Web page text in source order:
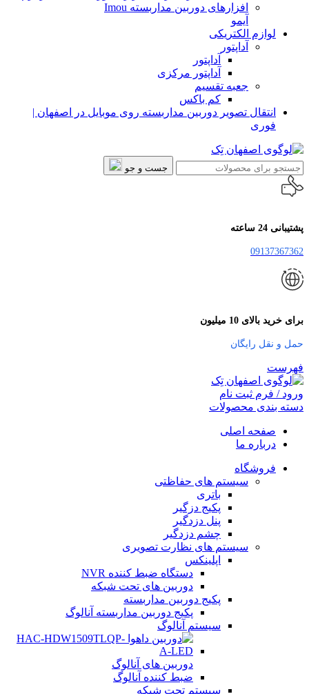
آیمو
لوازم الکتریکی
آداپتور
آداپتور
آداپتور مرکزی
جعبه تقسیم
کم باکس
انتقال تصویر دوربین مداربسته روی موبایل در اصفهان |
فوری
جست و جو
پشتیبانی 24 ساعته
09137367362
برای خرید بالای 10 میلیون
حمل و نقل رایگان
فهرست
ورود / فرم ثبت نام
دسته بندی محصولات
صفحه اصلی
درباره ما
فروشگاه
سیستم های حفاظتی
باتری
پکیج دزگیر
پنل دزدگیر
چشم دزدگیر
سیستم های نظارت تصویری
اپلینکس
دستگاه ضبط کننده NVR
دوربین های تحت شبکه
پکیج دوربین مداربسته
پکیج دوربین مداربسته آنالوگ
سیستم آنالوگ
دوربین های آنالوگ
ضبط کننده آنالوگ
سیستم تحت شبکه